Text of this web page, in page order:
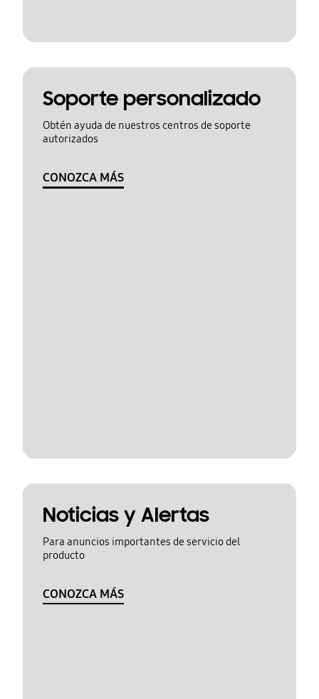
Soporte personalizado
Obtén ayuda de nuestros centros de soporte
autorizados
CONOZCA MÁS
Noticias y Alertas
Para anuncios importantes de servicio del
producto
CONOZCA MÁS